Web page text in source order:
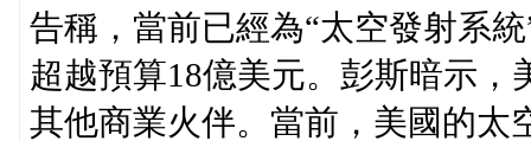
告稱，當前已經為“太空發射系
超越預算18億美元。彭斯暗示
其他商業火伴。當前，美國的太